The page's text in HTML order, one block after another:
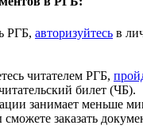
РГБ, авторизуйтесь в
читателем РГБ,
билет (ЧБ).
занимает меньше
заказать